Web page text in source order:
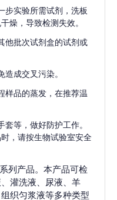
步实验所需试剂，洗板
燥，导致检测失效。
他批次试剂盒的试剂或
成交叉污染。
样品的蒸发，在推荐温
等，做好防护工作。
，请按生物试验室安全
列产品。本产品可检
灌洗液、尿液、羊
织匀浆液等多种类型